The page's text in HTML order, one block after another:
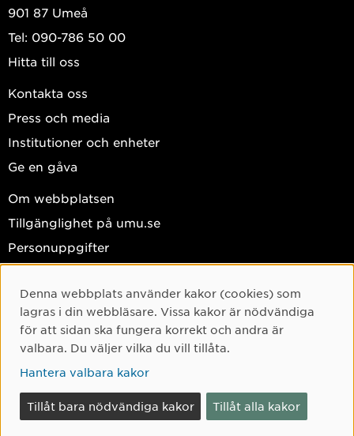
901 87 Umeå
Tel: 090-786 50 00
Hitta till oss
Kontakta oss
Press och media
Institutioner och enheter
Ge en gåva
Om webbplatsen
Tillgänglighet på umu.se
Personuppgifter
Facebook
Instagram
TikTok
Youtube
LinkedIn
Cookie-samtycke
Denna webbplats använder kakor (cookies) som
lagras i din webbläsare. Vissa kakor är nödvändiga
för att sidan ska fungera korrekt och andra är
valbara. Du väljer vilka du vill tillåta.
Hantera valbara kakor
Tillåt bara nödvändiga kakor Tillåt alla kakor